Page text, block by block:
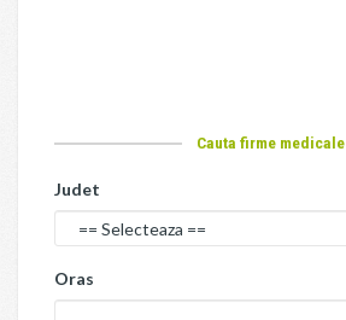
Cauta firme medicale
Judet
Oras